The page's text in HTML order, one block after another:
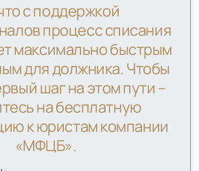
с поддержкой
процесс списания
максимально быстрым
для должника. Чтобы
шаг на этом пути –
на бесплатную
к юристам компании
«МФЦБ».